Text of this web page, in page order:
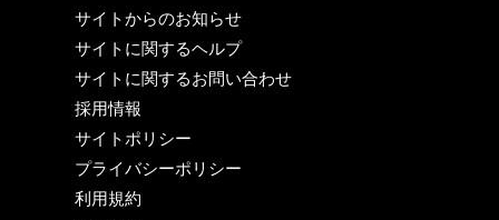
サイトからのお知らせ
サイトに関するヘルプ
サイトに関するお問い合わせ
採用情報
サイトポリシー
プライバシーポリシー
利用規約